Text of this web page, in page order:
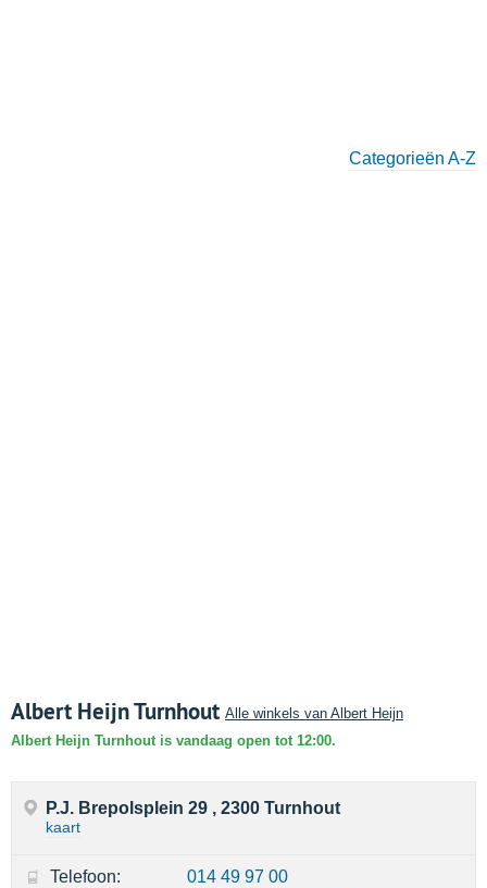
Categorieën A-Z
Albert Heijn Turnhout Alle winkels van Albert Heijn
Albert Heijn Turnhout is vandaag open tot 12:00.
P.J. Brepolsplein 29 , 2300 Turnhout
kaart
Telefoon:
014 49 97 00